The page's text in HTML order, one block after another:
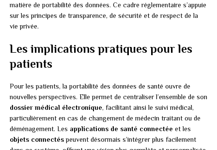
matière de portabilité des données. Ce cadre réglementaire s’appuie
sur les principes de transparence, de sécurité et de respect de la
vie privée.
Les implications pratiques pour les
patients
Pour les patients, la portabilité des données de santé ouvre de
nouvelles perspectives. Elle permet de centraliser l’ensemble de son
dossier médical électronique, facilitant ainsi le suivi médical,
particulièrement en cas de changement de médecin traitant ou de
déménagement. Les applications de santé connectée et les
objets connectéspeuvent désormais s’intégrer plus facilement